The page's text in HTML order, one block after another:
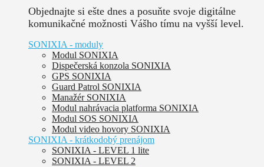
Objednajte si ešte dnes a posuňte svoje digitálne
komunikačné možnosti Vášho tímu na vyšší level.
SONIXIA - moduly
Modul SONIXIA
Dispečerská konzola SONIXIA
GPS SONIXIA
Guard Patrol SONIXIA
Manažér SONIXIA
Modul nahrávacia platforma SONIXIA
Modul SOS SONIXIA
Modul video hovory SONIXIA
SONIXIA - krátkodobý prenájom
SONIXIA - LEVEL 1 lite
SONIXIA - LEVEL 2